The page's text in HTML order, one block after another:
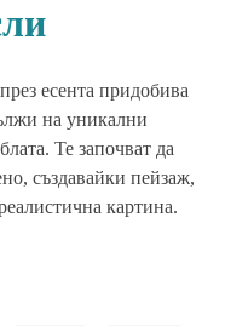
есента придобива
на уникални
Те започват да
създавайки пейзаж,
картина.